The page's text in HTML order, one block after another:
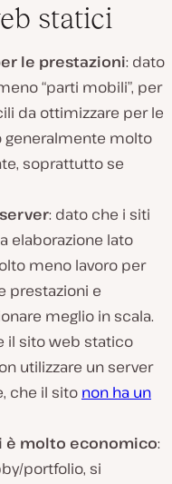
statici
le prestazioni: dato
“parti mobili”, per
da ottimizzare per le
generalmente molto
soprattutto se
: dato che i siti
elaborazione lato
meno lavoro per
prestazioni e
meglio in scala.
il sito web statico
utilizzare un server
che il sito non ha un
è molto economico:
portfolio, si